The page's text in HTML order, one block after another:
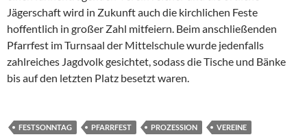
Jägerschaft wird in Zukunft auch die kirchlichen Feste
hoffentlich in großer Zahl mitfeiern. Beim anschließenden
Pfarrfest im Turnsaal der Mittelschule wurde jedenfalls
zahlreiches Jagdvolk gesichtet, sodass die Tische und Bänke
bis auf den letzten Platz besetzt waren.
FESTSONNTAG PFARRFEST PROZESSION VEREINE